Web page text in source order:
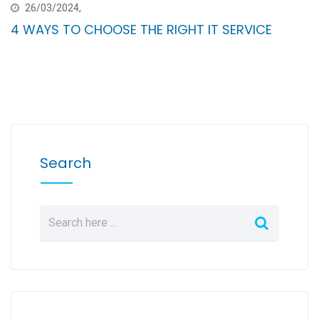
26/03/2024,
4 WAYS TO CHOOSE THE RIGHT IT SERVICE
Search